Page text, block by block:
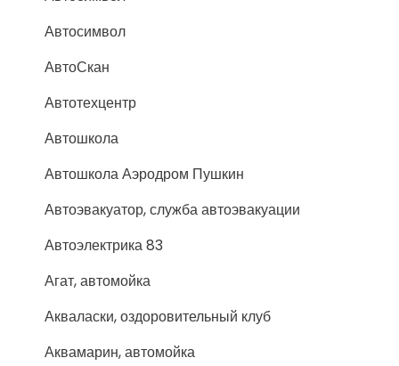
Автосимвол
АвтоСкан
Автотехцентр
Автошкола
Автошкола Аэродром Пушкин
Автоэвакуатор, служба автоэвакуации
Автоэлектрика 83
Агат, автомойка
Акваласки, оздоровительный клуб
Аквамарин, автомойка